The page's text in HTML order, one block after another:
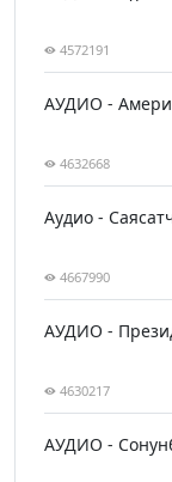
4572191
АУДИО -
4632668
Аудио -
4667990
АУДИО -
4630217
АУДИО -